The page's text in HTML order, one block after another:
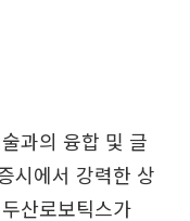
과의 융합 및 글
시에서 강력한 상
산로보틱스가